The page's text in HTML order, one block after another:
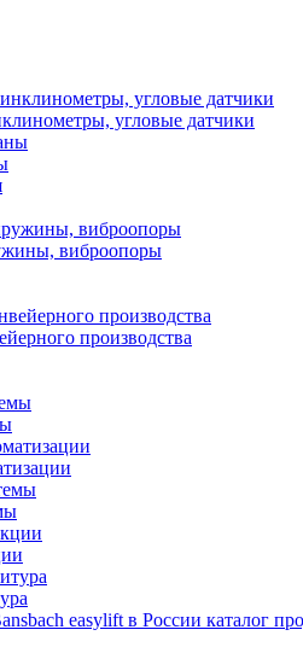
угловые датчики
виброопоры
производства